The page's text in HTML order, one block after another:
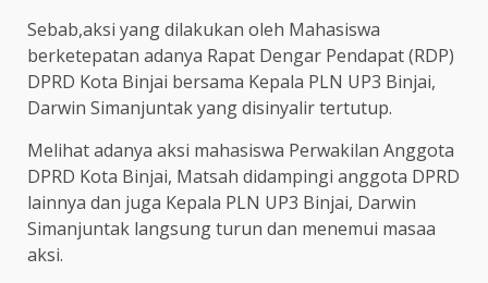
Sebab,aksi yang dilakukan oleh Mahasiswa
berketepatan adanya Rapat Dengar Pendapat (RDP)
DPRD Kota Binjai bersama Kepala PLN UP3 Binjai,
Darwin Simanjuntak yang disinyalir tertutup.
Melihat adanya aksi mahasiswa Perwakilan Anggota
DPRD Kota Binjai, Matsah didampingi anggota DPRD
lainnya dan juga Kepala PLN UP3 Binjai, Darwin
Simanjuntak langsung turun dan menemui masaa
aksi.